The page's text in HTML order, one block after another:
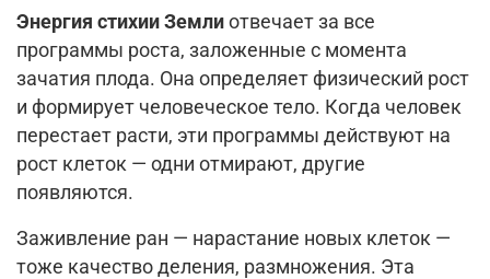
Энергия стихии Земли отвечает за все
программы роста, заложенные с момента
зачатия плода. Она определяет физический рост
и формирует человеческое тело. Когда человек
перестает расти, эти программы действуют на
рост клеток — одни отмирают, другие
появляются.
Заживление ран — нарастание новых клеток —
тоже качество деления, размножения. Эта